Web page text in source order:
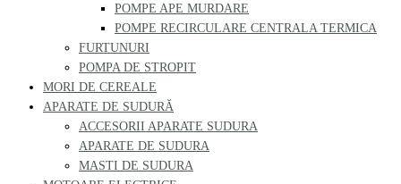
POMPE APE MURDARE
POMPE RECIRCULARE CENTRALA TERMICA
FURTUNURI
POMPA DE STROPIT
MORI DE CEREALE
APARATE DE SUDURĂ
ACCESORII APARATE SUDURA
APARATE DE SUDURA
MASTI DE SUDURA